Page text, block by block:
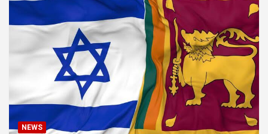
NEWS